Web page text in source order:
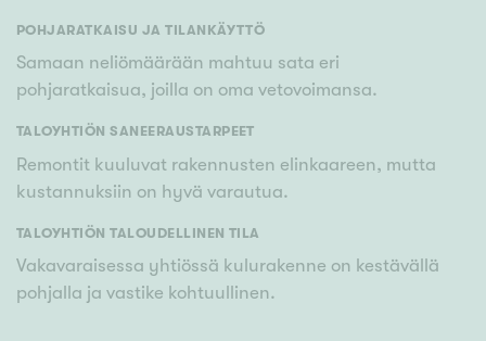
POHJARATKAISU JA TILANKÄYTTÖ
Samaan neliömäärään mahtuu sata eri
pohjaratkaisua, joilla on oma vetovoimansa.
TALOYHTIÖN SANEERAUSTARPEET
Remontit kuuluvat rakennusten elinkaareen, mutta
kustannuksiin on hyvä varautua.
TALOYHTIÖN TALOUDELLINEN TILA
Vakavaraisessa yhtiössä kulurakenne on kestävällä
pohjalla ja vastike kohtuullinen.